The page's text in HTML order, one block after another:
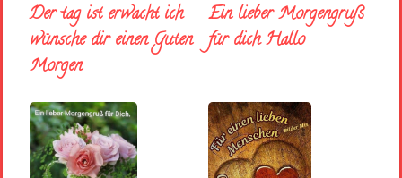
Der tag ist erwacht ich
wünsche dir einen Guten
Morgen
Ein lieber Morgengruß
für dich Hallo